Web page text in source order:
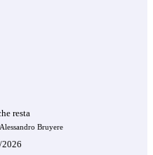
resta
Bruyere